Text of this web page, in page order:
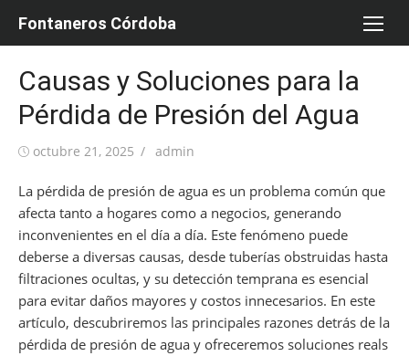
Fontaneros Córdoba
Causas y Soluciones para la
Pérdida de Presión del Agua
Publicada
octubre 21, 2025 Autor
admin
La pérdida de presión de agua es un problema común que
afecta tanto a hogares como a negocios, generando
inconvenientes en el día a día. Este fenómeno puede
deberse a diversas causas, desde tuberías obstruidas hasta
filtraciones ocultas, y su detección temprana es esencial
para evitar daños mayores y costos innecesarios. En este
artículo, descubriremos las principales razones detrás de la
pérdida de presión de agua y ofreceremos soluciones reals